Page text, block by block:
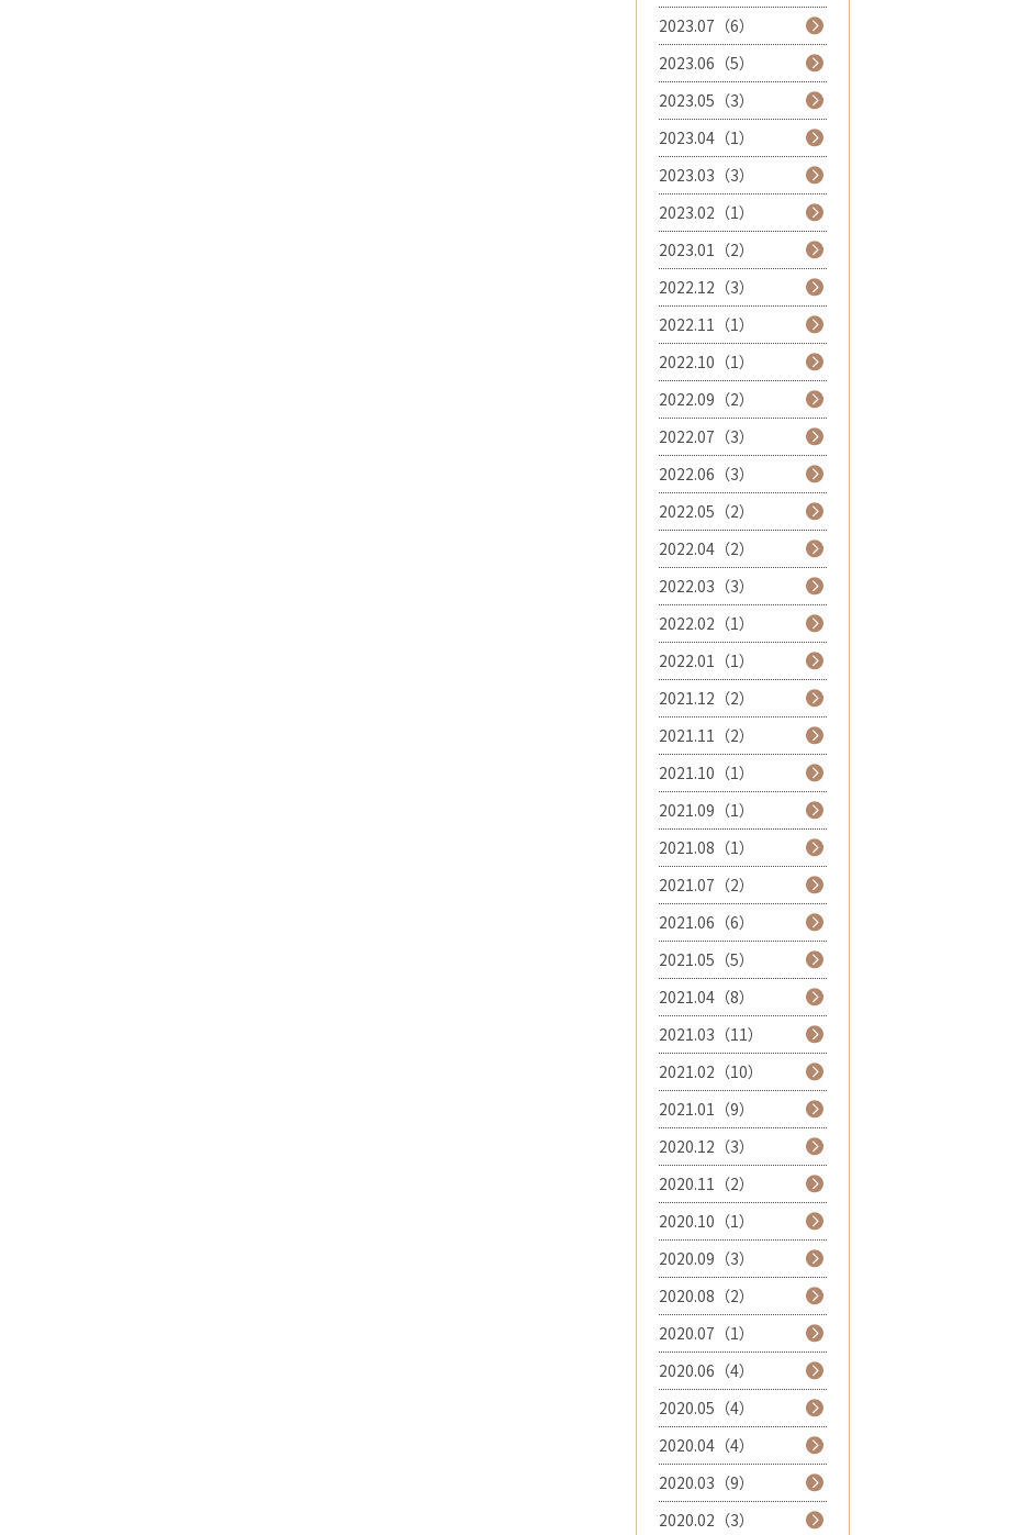
2023.07（6）
2023.06（5）
2023.05（3）
2023.04（1）
2023.03（3）
2023.02（1）
2023.01（2）
2022.12（3）
2022.11（1）
2022.10（1）
2022.09（2）
2022.07（3）
2022.06（3）
2022.05（2）
2022.04（2）
2022.03（3）
2022.02（1）
2022.01（1）
2021.12（2）
2021.11（2）
2021.10（1）
2021.09（1）
2021.08（1）
2021.07（2）
2021.06（6）
2021.05（5）
2021.04（8）
2021.03（11）
2021.02（10）
2021.01（9）
2020.12（3）
2020.11（2）
2020.10（1）
2020.09（3）
2020.08（2）
2020.07（1）
2020.06（4）
2020.05（4）
2020.04（4）
2020.03（9）
2020.02（3）